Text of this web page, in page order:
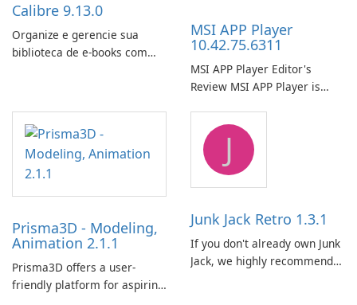
Calibre 9.13.0
Organize e gerencie sua
biblioteca de e-books com
MSI APP Player
10.42.75.6311
MSI APP Player Editor's
Review MSI APP Player is
emulator built atop the
BlueStacks engine and tuned
for MSI hardware.
Prisma3D - Modeling,
Animation 2.1.1
Prisma3D offers a user-
friendly platform for aspiring
J
Junk Jack Retro 1.3.1
If you don't already own Junk
Jack, we highly recommend